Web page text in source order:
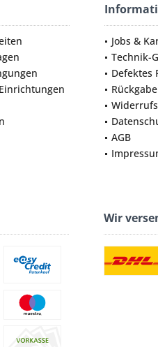
Jobs &
Technik-
Defektes
Rückgabe
AGB
Wir